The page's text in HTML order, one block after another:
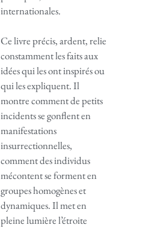
internationales.
Ce livre précis, ardent, relie
constamment les faits aux
idées qui les ont inspirés ou
qui les expliquent. Il
montre comment de petits
incidents se gonflent en
manifestations
insurrectionnelles,
comment des individus
mécontent se forment en
groupes homogènes et
dynamiques. Il met en
pleine lumière l’étroite